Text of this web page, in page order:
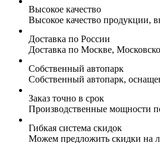
Высокое качество
Высокое качество
Доставка по России
Доставка по Москве,
Собственный автопарк
Собственный автопарк,
Заказ точно в срок
Производственные мощности
Гибкая система скидок
Можем предложить скидки на